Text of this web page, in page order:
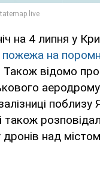
на 4 липня у
пожежа на
Також відомо
залізниці поблизу
також
над